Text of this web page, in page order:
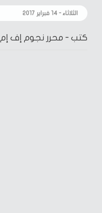
الثلاثاء - ١٤ فبراير ٢٠١٧
كتب - محرر نجوم إف إم